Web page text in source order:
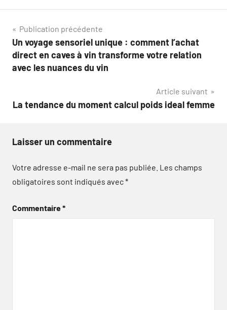
Navigation
de
l’article
Publication précédente
Un voyage sensoriel unique : comment l’achat
direct en caves à vin transforme votre relation
avec les nuances du vin
Article suivant
La tendance du moment calcul poids ideal femme
Laisser un commentaire
Votre adresse e-mail ne sera pas publiée. Les champs
obligatoires sont indiqués avec*
Commentaire*